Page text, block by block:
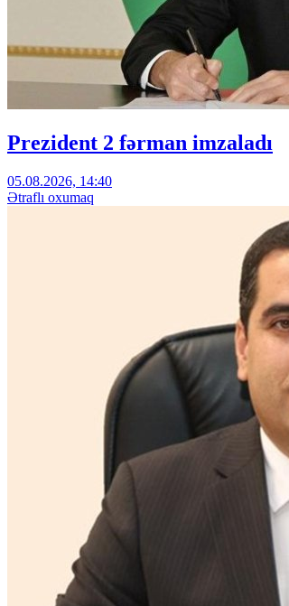
Prezident 2 fərman imzaladı
05.08.2026, 14:40
Ətraflı oxumaq